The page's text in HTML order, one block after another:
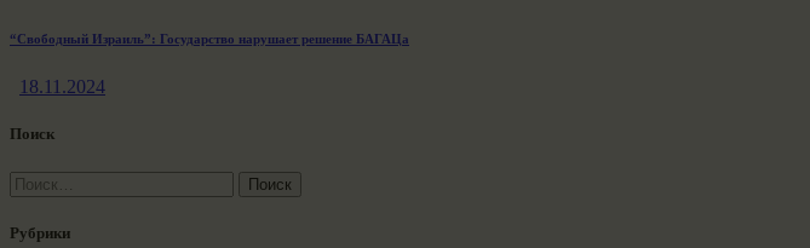
“Свободный Израиль”: Государство нарушает решение БАГАЦа
18.11.2024
Поиск
Найти:
Рубрики